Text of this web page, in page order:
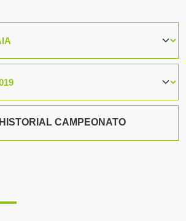
HISTORIAL CAMPEONATO